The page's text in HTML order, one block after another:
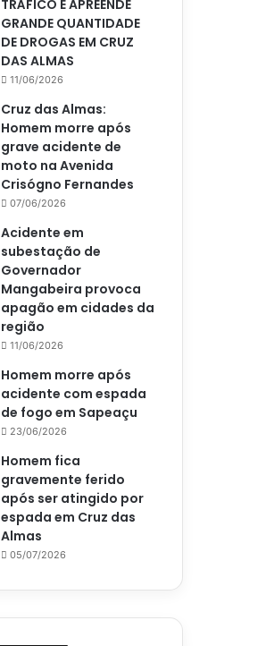
TRÁFICO E APREENDE
GRANDE QUANTIDADE
DE DROGAS EM CRUZ
DAS ALMAS
11/06/2026
Cruz das Almas:
Homem morre após
grave acidente de
moto na Avenida
Crisógno Fernandes
07/06/2026
Acidente em
subestação de
Governador
Mangabeira provoca
apagão em cidades da
região
11/06/2026
Homem morre após
acidente com espada
de fogo em Sapeaçu
23/06/2026
Homem fica
gravemente ferido
após ser atingido por
espada em Cruz das
Almas
05/07/2026